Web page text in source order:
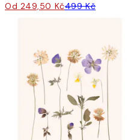
Od 249,50 Kč499 Kč